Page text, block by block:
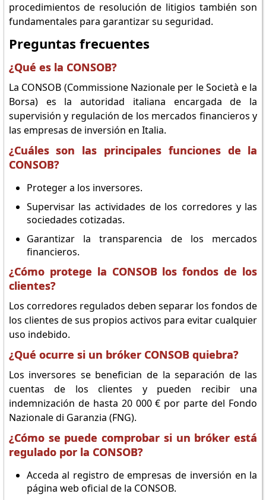
procedimientos de resolución de litigios también son
fundamentales para garantizar su seguridad.
Preguntas frecuentes
¿Qué es la CONSOB?
La CONSOB (Commissione Nazionale per le Società e la
Borsa) es la autoridad italiana encargada de la
supervisión y regulación de los mercados financieros y
las empresas de inversión en Italia.
¿Cuáles son las principales funciones de la
CONSOB?
Proteger a los inversores.
Supervisar las actividades de los corredores y las
sociedades cotizadas.
Garantizar la transparencia de los mercados
financieros.
¿Cómo protege la CONSOB los fondos de los
clientes?
Los corredores regulados deben separar los fondos de
los clientes de sus propios activos para evitar cualquier
uso indebido.
¿Qué ocurre si un bróker CONSOB quiebra?
Los inversores se benefician de la separación de las
cuentas de los clientes y pueden recibir una
indemnización de hasta 20 000 € por parte del Fondo
Nazionale di Garanzia (FNG).
¿Cómo se puede comprobar si un bróker está
regulado por la CONSOB?
Acceda al registro de empresas de inversión en la
página web oficial de la CONSOB.